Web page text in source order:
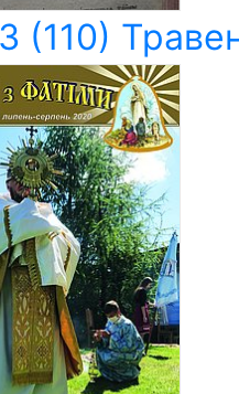
(110)